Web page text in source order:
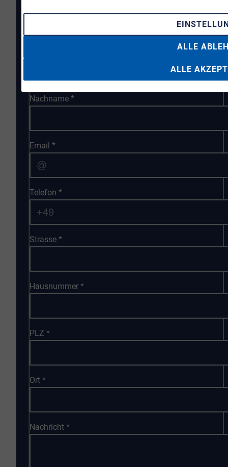
Nachname*
Email*
Telefon*
Strasse*
Hausnummer*
PLZ*
Ort*
Nachricht*
ALLE
ALLE